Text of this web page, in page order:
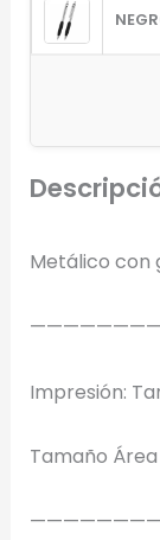
con IA
Formatos:
Metálico con
Impresión:
Tamaño